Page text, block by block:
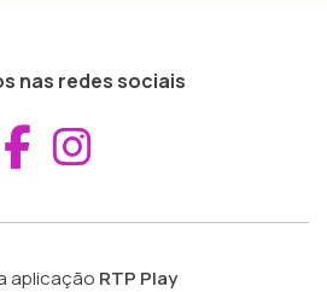
nas redes sociais
Aceder ao
aplicação RTP Play